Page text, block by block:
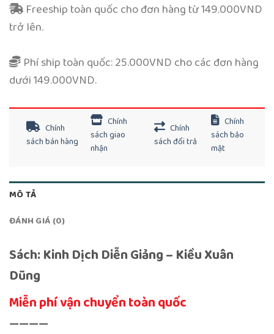
Freeship toàn quốc cho đơn hàng từ 149.000VND
trở lên.
Phí ship toàn quốc: 25.000VND cho các đơn hàng
dưới 149.000VND.
Chính
sách bán hàng
Chính
sách giao
nhận
Chính
sách đổi trả
Chính
sách bảo
mật
MÔ TẢ
ĐÁNH GIÁ (0)
Sách: Kinh Dịch Diễn Giảng – Kiều Xuân
Dũng
Miễn phí vận chuyển toàn quốc
————